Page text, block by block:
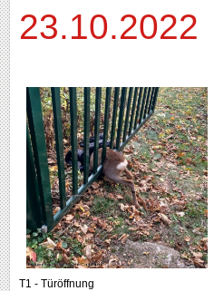
23.10.2022
T1 - Türöffnung